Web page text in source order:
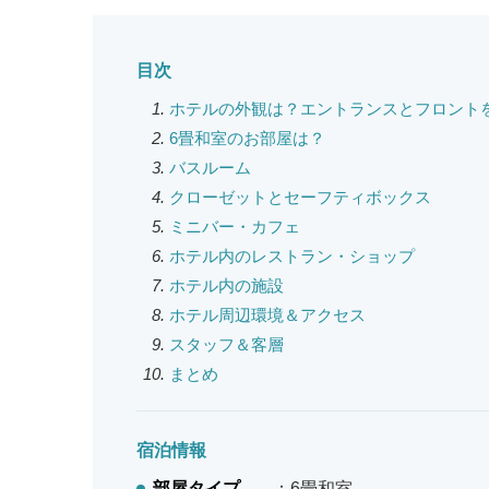
目次
ホテルの外観は？エントランスとフロント
6畳和室のお部屋は？
バスルーム
クローゼットとセーフティボックス
ミニバー・カフェ
ホテル内のレストラン・ショップ
ホテル内の施設
ホテル周辺環境＆アクセス
スタッフ＆客層
まとめ
宿泊情報